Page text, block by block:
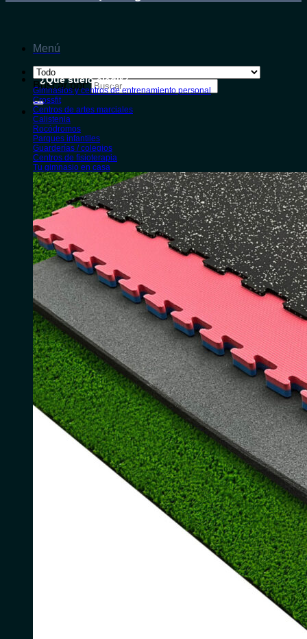
Menú
Buscar por:
¿Qué suelo elegir?
Gimnasios y centros de entrenamiento personal
Crossfit
Centros de artes marciales
Calistenia
Rocódromos
Parques infantiles
Guarderías / colegios
Centros de fisioterapia
Tu gimnasio en casa